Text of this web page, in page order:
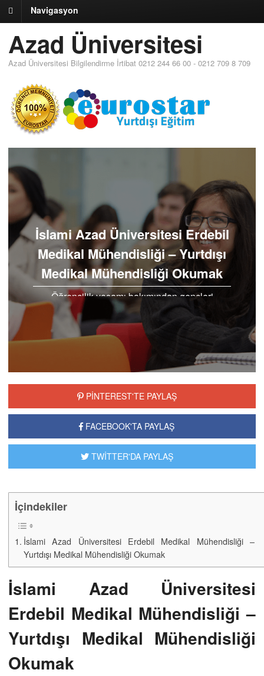
Navigasyon
Azad Üniversitesi
Azad Üniversitesi Bilgilendirme İrtibat 0212 244 66 00 - 0212 709 8 709
İslami Azad Üniversitesi Erdebil
Medikal Mühendisliği – Yurtdışı
Medikal Mühendisliği Okumak
Öğrencilik yaşamı bakımından gençleri
cezbeden hem sosyal hem de akademik
yönden başarı elde edebileceğiniz iyi bir lisans
eğitimi alabileceğiniz üniversite...
PİNTEREST'TE PAYLAŞ
FACEBOOK'TA PAYLAŞ
TWİTTER'DA PAYLAŞ
İçindekiler
İslami Azad Üniversitesi Erdebil Medikal Mühendisliği –
Yurtdışı Medikal Mühendisliği Okumak
İslami Azad Üniversitesi
Erdebil Medikal Mühendisliği –
Yurtdışı Medikal Mühendisliği
Okumak